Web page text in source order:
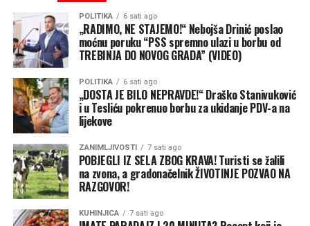
Postoje samo veoma uski izuzeci
Pravo na državljanstvo po rođenju nije apsolutno, ali su
izuzeci veoma ograničeni.
Američka pravna tradicija dugo priznaje, između ostalog,
izuzetke povezane sa djecom stranih diplomata, a sudska
praksa poznaje i istorijski izuzetak koji se odnosi na djecu
neprijateljskih snaga tokom neprijateljske okupacije.
Upravo na postojeće izuzetke Trampova administracija
pokušava da se osloni novim, znatno užim pristupom.
ishodu pregovora dok oni još traju, ali da će SAD
nastaviti da se oslanja na vojni pritisak, ekonomske mere
i diplomatiju kako bi postigle svoje ciljeve.
“Mi smo nekako usred igre i i ljudi pokušavaju da
predvide kako će se ona odvijati. Mogu da vam kažem da
će to ići na način dobar po SAD”, rekao je on.
(Tanjug)
POLITIKA 6 sati ago
„RADIMO, NE STAJEMO!“ Nebojša Drinić poslao
moćnu poruku “PSS spremno ulazi u borbu od
TREBINJA DO NOVOG GRADA” (VIDEO)
POLITIKA 6 sati ago
„DOSTA JE BILO NEPRAVDE!“ Draško Stanivuković
i u Tesliću pokrenuo borbu za ukidanje PDV-a na
lijekove
ZANIMLJIVOSTI 7 sati ago
POBJEGLI IZ SELA ZBOG KRAVA! Turisti se žalili
na zvona, a gradonačelnik ŽIVOTINJE POZVAO NA
RAZGOVOR!
KUHINJICA 7 sati ago